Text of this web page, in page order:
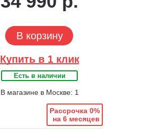
В корзину
Купить в 1 клик
Есть в наличии
В магазине в Москве: 1
Рассрочка 0%
на 6 месяцев